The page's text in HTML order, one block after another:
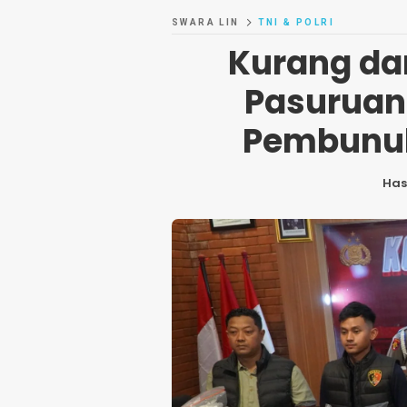
SWARA LIN TNI & POLRI
Kurang